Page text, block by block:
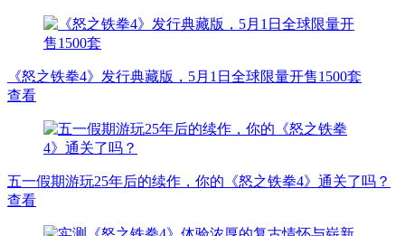
《怒之铁拳4》发行典藏版，5月1日全球限量开售1500套
查看
五一假期游玩25年后的续作，你的《怒之铁拳4》通关了吗？
查看